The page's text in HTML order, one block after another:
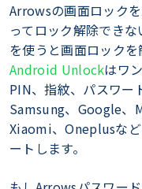
Arrowsの画面ロック
ってロック解除でき
を使うと画面ロックを
Android Unlockはワ
PIN、指紋、パスワー
Samsung、Google、
Xiaomi、Oneplusな
ートします。